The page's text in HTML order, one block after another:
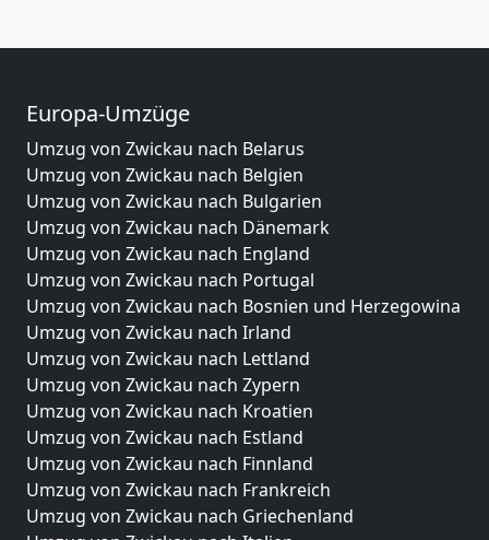
Europa-Umzüge
Umzug von Zwickau nach Belarus
Umzug von Zwickau nach Belgien
Umzug von Zwickau nach Bulgarien
Umzug von Zwickau nach Dänemark
Umzug von Zwickau nach England
Umzug von Zwickau nach Portugal
Umzug von Zwickau nach Bosnien und Herzegowina
Umzug von Zwickau nach Irland
Umzug von Zwickau nach Lettland
Umzug von Zwickau nach Zypern
Umzug von Zwickau nach Kroatien
Umzug von Zwickau nach Estland
Umzug von Zwickau nach Finnland
Umzug von Zwickau nach Frankreich
Umzug von Zwickau nach Griechenland